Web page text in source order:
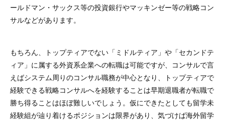
ールドマン・サックス等の投資銀行やマッキンゼー等の戦略コン
サルなどがあります。
もちろん、トップティアでない「ミドルティア」や「セカンドテ
ィア」に属する外資系企業への転職は可能ですが、コンサルで言
えばシステム周りのコンサル職務が中心となり、トップティアで
経験できる戦略コンサルへを経験することは早期退職者が転職で
勝ち得ることはほぼ難しいでしょう。仮にできたとしても留学未
経験組が辿り着けるポジションは限界があり、気づけば海外留学